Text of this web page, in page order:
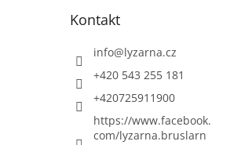
Kontakt
info@lyzarna.cz
+420 543 255 181
+420725911900
https://www.facebook.
com/lyzarna.bruslarn